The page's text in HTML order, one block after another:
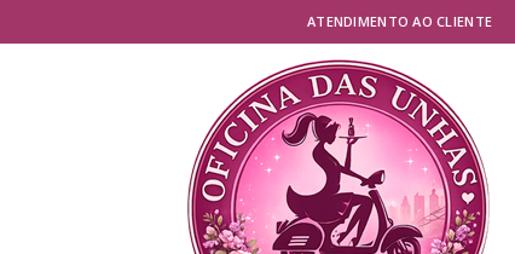
ATENDIMENTO AO CLIENTE